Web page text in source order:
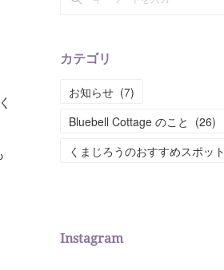
カテゴリ
お知らせ (7)
Bluebell Cottage のこと (26)
くまじろうのおすすめスポット
Instagram